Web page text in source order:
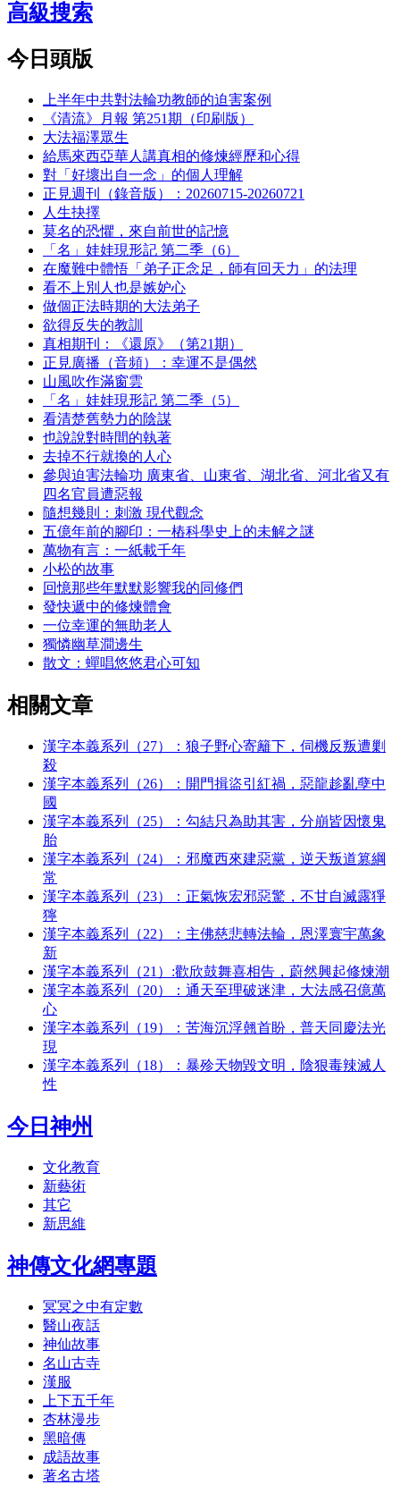
高級搜索
今日頭版
上半年中共對法輪功教師的迫害案例
《清流》月報 第251期（印刷版）
大法福澤眾生
給馬來西亞華人講真相的修煉經歷和心得
對「好壞出自一念」的個人理解
正見週刊（錄音版）：20260715-20260721
人生抉擇
莫名的恐懼，來自前世的記憶
「名」娃娃現形記 第二季（6）
在魔難中體悟「弟子正念足，師有回天力」的法理
看不上別人也是嫉妒心
做個正法時期的大法弟子
欲得反失的教訓
真相期刊：《還原》（第21期）
正見廣播（音頻）：幸運不是偶然
山風吹作滿窗雲
「名」娃娃現形記 第二季（5）
看清楚舊勢力的陰謀
也說說對時間的執著
去掉不行就換的人心
參與迫害法輪功 廣東省、山東省、湖北省、河北省又有
四名官員遭惡報
隨想幾則：刺激 現代觀念
五億年前的腳印：一樁科學史上的未解之謎
萬物有言：一紙載千年
小松的故事
回憶那些年默默影響我的同修們
發快遞中的修煉體會
一位幸運的無助老人
獨憐幽草澗邊生
散文：蟬唱悠悠君心可知
相關文章
漢字本義系列（27）：狼子野心寄籬下，伺機反叛遭剿
殺
漢字本義系列（26）：開門揖盜引紅禍，惡龍趁亂孽中
國
漢字本義系列（25）：勾結只為助其害，分崩皆因懷鬼
胎
漢字本義系列（24）：邪魔西來建惡黨，逆天叛道篡綱
常
漢字本義系列（23）：正氣恢宏邪惡驚，不甘自滅露猙
獰
漢字本義系列（22）：主佛慈悲轉法輪，恩澤寰宇萬象
新
漢字本義系列（21）:歡欣鼓舞喜相告，蔚然興起修煉潮
漢字本義系列（20）：通天至理破迷津，大法感召億萬
心
漢字本義系列（19）：苦海沉浮翹首盼，普天同慶法光
現
漢字本義系列（18）：暴殄天物毀文明，陰狠毒辣滅人
性
今日神州
文化教育
新藝術
其它
新思維
神傳文化網專題
冥冥之中有定數
醫山夜話
神仙故事
名山古寺
漢服
上下五千年
杏林漫步
黑暗傳
成語故事
著名古塔